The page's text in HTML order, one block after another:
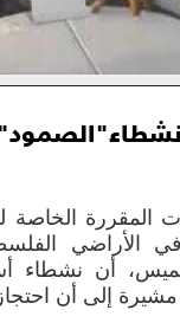
المقررة الخاصة
الأراضي
الخميس، أن
إلى أن